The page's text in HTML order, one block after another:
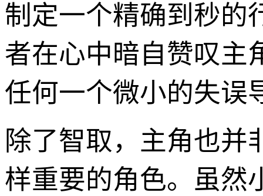
制定一个精确到秒的
者在心中暗自赞叹主
任何一个微小的失误
除了智取，主角也并
样重要的角色。虽然